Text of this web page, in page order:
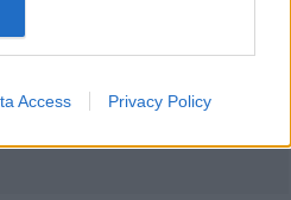
Access Privacy Policy